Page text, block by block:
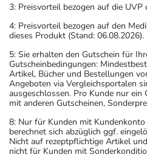
3: Preisvorteil bezogen auf die UVP
4: Preisvorteil bezogen auf den
dieses Produkt (Stand: 06.08.2026).
5: Sie erhalten den Gutschein für
Gutscheinbedingungen:
Artikel, Bücher und Bestellungen
Angeboten via Vergleichsportalen
ausgeschlossen. Pro Kunde nur ein
mit anderen Gutscheinen,
8: Nur für Kunden mit
berechnet sich abzüglich ggf.
Nicht auf rezeptpflichtige Artikel
nicht für Kunden mit